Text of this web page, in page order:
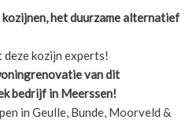
het duurzame alternatief
deze kozijn experts!
van dit
bedrijf in Meerssen!
in Geulle, Bunde, Moorveld &